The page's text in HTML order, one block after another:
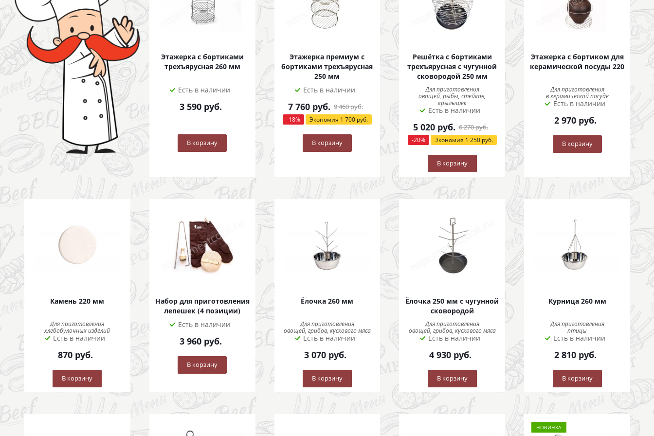
Этажерка с бортиками
трехъярусная 260 мм
Есть в наличии
3 590руб.
В корзину
Этажерка премиум с
бортиками трехъярусная
250 мм
Есть в наличии
7 760руб. 9 460руб.
-18% Экономия 1 700руб.
В корзину
Решётка с бортиками
трехъярусная с чугунной
сковородой 250 мм
Для приготовления
овощей, рыбы, стейков,
крылышек
Есть в наличии
5 020руб. 6 270руб.
-20% Экономия 1 250руб.
В корзину
Этажерка с бортиком для
керамической посуды 220
Для приготовления
в керамической посуде
Есть в наличии
2 970 руб.
В корзину
Камень 220 мм
Для приготовления
хлебобулочных изделий
Есть в наличии
870 руб.
В корзину
Набор для приготовления
лепешек (4 позиции)
Есть в наличии
3 960руб.
В корзину
Ёлочка 260 мм
Для приготовления
овощей, грибов, кускового мяса
Есть в наличии
3 070 руб.
В корзину
Ёлочка 250 мм с чугунной
сковородой
Для приготовления
овощей, грибов, кускового мяса
Есть в наличии
4 930 руб.
В корзину
Курница 260 мм
Для приготовления
птицы
Есть в наличии
2 810 руб.
В корзину
НОВИНКА